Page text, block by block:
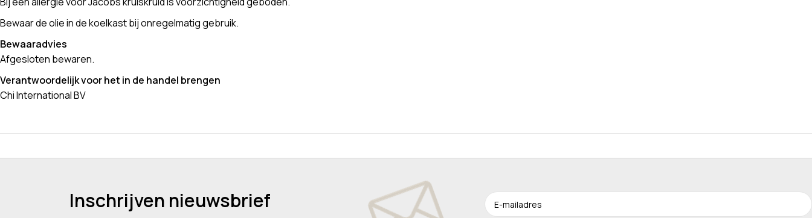
Bewaar de olie in de koelkast bij onregelmatig gebruik.
Bewaaradvies
Afgesloten bewaren.
Verantwoordelijk voor het in de handel brengen
Chi International BV
Inschrijven nieuwsbrief